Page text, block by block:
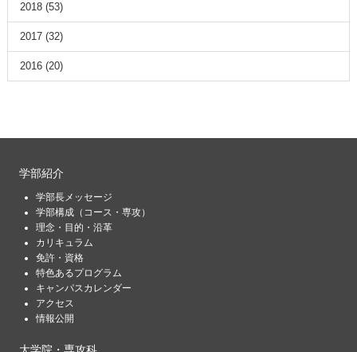
2018(53)
2017(32)
2016(20)
学部紹介
学部長メッセージ
学部構成（コース・専攻）
理念・目的・沿革
カリキュラム
免許・資格
特色あるプログラム
キャンパスカレンダー
アクセス
情報公開
大学院・専攻科